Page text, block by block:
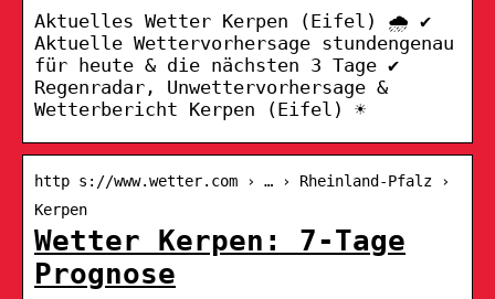
Aktuelles Wetter Kerpen (Eifel) 🌧️ ✔
Aktuelle Wettervorhersage stundengenau
für heute & die nächsten 3 Tage ✔
Regenradar, Unwettervorhersage &
Wetterbericht Kerpen (Eifel) ☀
http s://www.wetter.com › … › Rheinland-Pfalz ›
Kerpen
Wetter Kerpen: 7-Tage
Prognose